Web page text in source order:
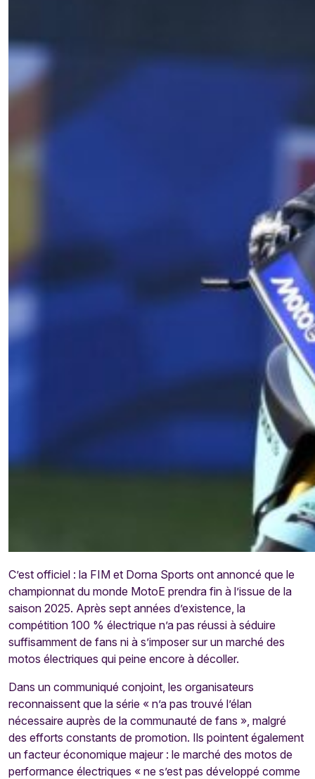
C’est officiel : la FIM et Dorna Sports ont annoncé que le
championnat du monde MotoE prendra fin à l’issue de la
saison 2025. Après sept années d’existence, la
compétition 100 % électrique n’a pas réussi à séduire
suffisamment de fans ni à s’imposer sur un marché des
motos électriques qui peine encore à décoller.
Dans un communiqué conjoint, les organisateurs
reconnaissent que la série « n’a pas trouvé l’élan
nécessaire auprès de la communauté de fans », malgré
des efforts constants de promotion. Ils pointent également
un facteur économique majeur : le marché des motos de
performance électriques « ne s’est pas développé comme